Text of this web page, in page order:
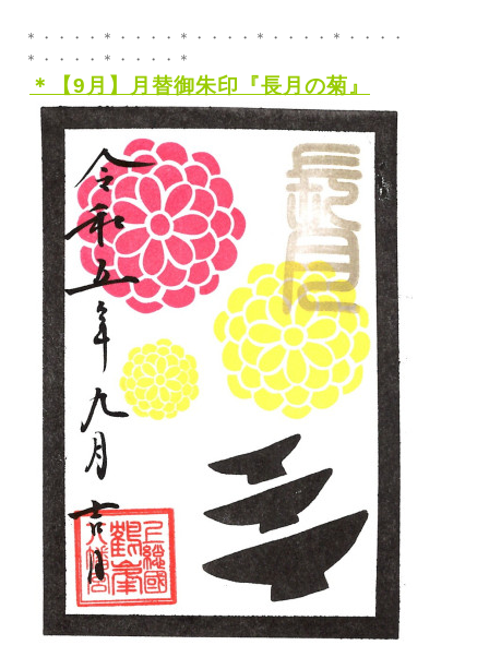
＊・・・・＊・・・・＊・・・・＊・・・・＊・・・・
＊・・・・＊・・・・＊
＊【9 月】月替御朱印『長月の菊』